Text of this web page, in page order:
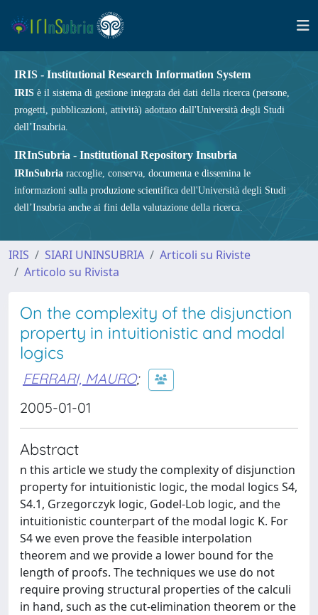
IRIS - Institutional Research Information System
IRIS è il sistema di gestione integrata dei dati della ricerca (persone,
progetti, pubblicazioni, attività) adottato dall'Università degli Studi
dell’Insubria.
IRInSubria - Institutional Repository Insubria
IRInSubria raccoglie, conserva, documenta e dissemina le
informazioni sulla produzione scientifica dell'Università degli Studi
dell’Insubria anche ai fini della valutazione della ricerca.
IRIS SIARI UNINSUBRIA
Articoli su Riviste
Articolo su Rivista
On the complexity of the disjunction
property in intuitionistic and modal
logics
FERRARI, MAURO;
2005-01-01
Abstract
n this article we study the complexity of disjunction
property for intuitionistic logic, the modal logics S4,
S4.1, Grzegorczyk logic, Godel-Lob logic, and the
intuitionistic counterpart of the modal logic K. For
S4 we even prove the feasible interpolation
theorem and we provide a lower bound for the
length of proofs. The techniques we use do not
require proving structural properties of the calculi
in hand, such as the cut-elimination theorem or the